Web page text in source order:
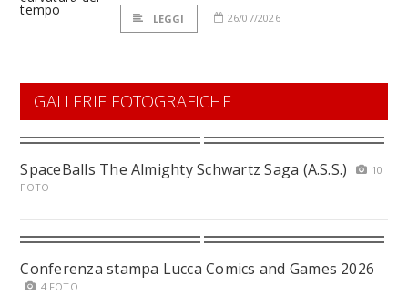
LEGGI 26/07/2026
GALLERIE FOTOGRAFICHE
SpaceBalls The Almighty Schwartz Saga (A.S.S.)
10
FOTO
Conferenza stampa Lucca Comics and Games 2026
4 FOTO